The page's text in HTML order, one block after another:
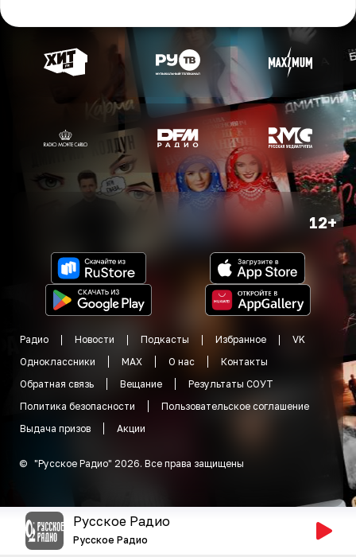
12+
Радио Новости Подкасты Избранное
VK
Одноклассники
MAX О нас
Контакты
Обратная связь
Вещание
Результаты СОУТ
Политика безопасности
Пользовательское соглашение
Выдача призов
Акции
© "Русское Радио" 2026. Все права защищены
Русское Радио
Русское Радио